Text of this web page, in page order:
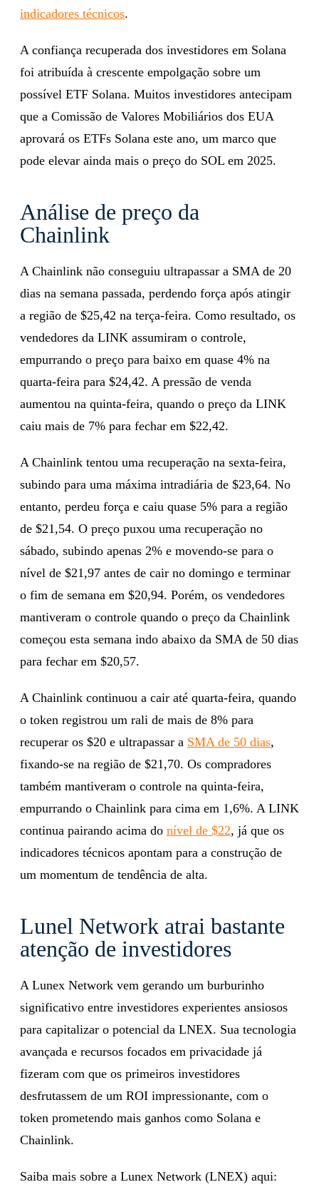
indicadores técnicos.
A confiança recuperada dos investidores em Solana
foi atribuída à crescente empolgação sobre um
possível ETF Solana. Muitos investidores antecipam
que a Comissão de Valores Mobiliários dos EUA
aprovará os ETFs Solana este ano, um marco que
pode elevar ainda mais o preço do SOL em 2025.
Análise de preço da
Chainlink
A Chainlink não conseguiu ultrapassar a SMA de 20
dias na semana passada, perdendo força após atingir
a região de $25,42 na terça-feira. Como resultado, os
vendedores da LINK assumiram o controle,
empurrando o preço para baixo em quase 4% na
quarta-feira para $24,42. A pressão de venda
aumentou na quinta-feira, quando o preço da LINK
caiu mais de 7% para fechar em $22,42.
A Chainlink tentou uma recuperação na sexta-feira,
subindo para uma máxima intradiária de $23,64. No
entanto, perdeu força e caiu quase 5% para a região
de $21,54. O preço puxou uma recuperação no
sábado, subindo apenas 2% e movendo-se para o
nível de $21,97 antes de cair no domingo e terminar
o fim de semana em $20,94. Porém, os vendedores
mantiveram o controle quando o preço da Chainlink
começou esta semana indo abaixo da SMA de 50 dias
para fechar em $20,57.
A Chainlink continuou a cair até quarta-feira, quando
o token registrou um rali de mais de 8% para
recuperar os $20 e ultrapassar a SMA de 50 dias,
fixando-se na região de $21,70. Os compradores
também mantiveram o controle na quinta-feira,
empurrando o Chainlink para cima em 1,6%. A LINK
continua pairando acima do nível de $22, já que os
indicadores técnicos apontam para a construção de
um momentum de tendência de alta.
Lunel Network atrai bastante
atenção de investidores
A Lunex Network vem gerando um burburinho
significativo entre investidores experientes ansiosos
para capitalizar o potencial da LNEX. Sua tecnologia
avançada e recursos focados em privacidade já
fizeram com que os primeiros investidores
desfrutassem de um ROI impressionante, com o
token prometendo mais ganhos como Solana e
Chainlink.
Saiba mais sobre a Lunex Network (LNEX) aqui: